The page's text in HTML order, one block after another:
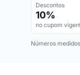
Descontos
10%
no cupom
Números